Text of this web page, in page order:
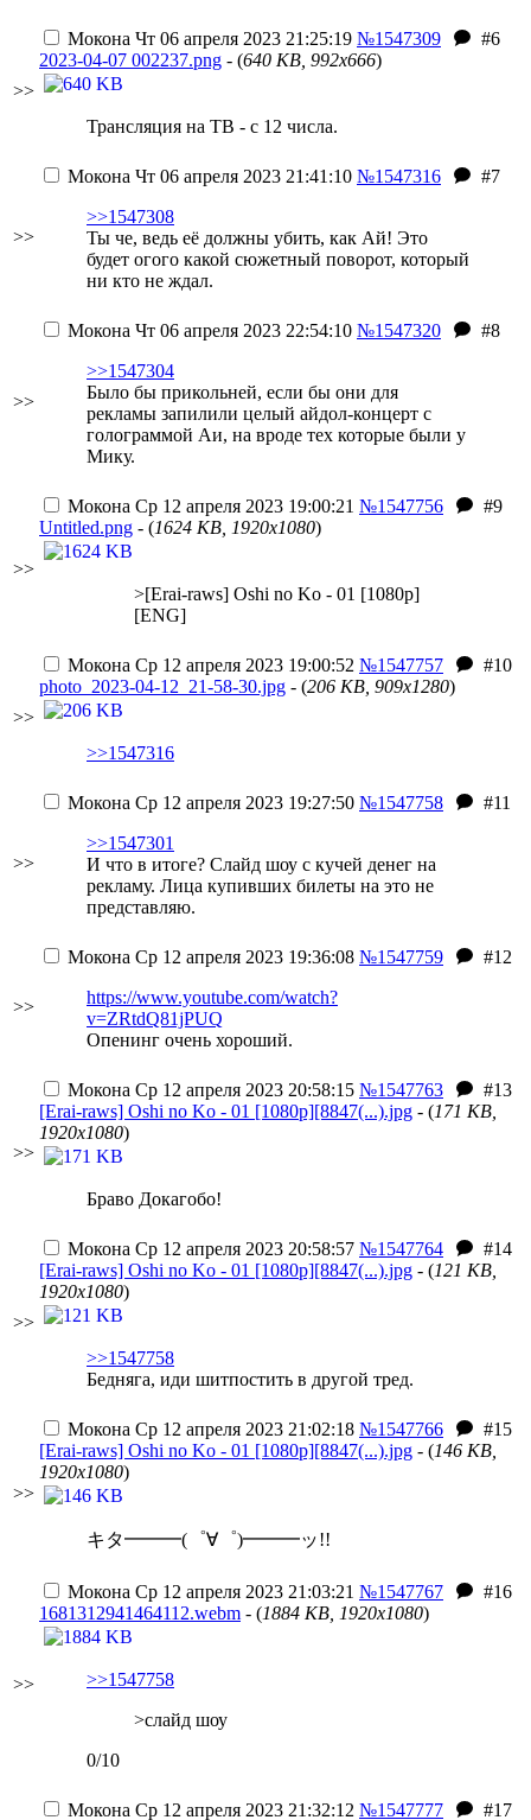
>>
Мокона Чт 06 апреля 2023 21:25:19 №1547309
#6
2023-04-07 002237.png - (640 KB, 992x666)
Трансляция на ТВ - с 12 числа.
>>
Мокона Чт 06 апреля 2023 21:41:10 №1547316
#7
>>1547308
Ты че, ведь её должны убить, как Ай! Это
будет огого какой сюжетный поворот, который
ни кто не ждал.
>>
Мокона Чт 06 апреля 2023 22:54:10 №1547320
#8
>>1547304
Было бы прикольней, если бы они для
рекламы запилили целый айдол-концерт с
голограммой Аи, на вроде тех которые были у
Мику.
>>
Мокона Ср 12 апреля 2023 19:00:21 №1547756
#9
Untitled.png - (1624 KB, 1920x1080)
>[Erai-raws] Oshi no Ko - 01 [1080p]
[ENG]
>>
Мокона Ср 12 апреля 2023 19:00:52 №1547757
#10
photo_2023-04-12_21-58-30.jpg - (206 KB, 909x1280)
>>1547316
>>
Мокона Ср 12 апреля 2023 19:27:50 №1547758
#11
>>1547301
И что в итоге? Слайд шоу с кучей денег на
рекламу. Лица купивших билеты на это не
представляю.
>>
Мокона Ср 12 апреля 2023 19:36:08 №1547759
#12
https://www.youtube.com/watch?
v=ZRtdQ81jPUQ
Опенинг очень хороший.
>>
Мокона Ср 12 апреля 2023 20:58:15 №1547763
#13
[Erai-raws] Oshi no Ko - 01 [1080p][8847(...).jpg - (171 KB,
1920x1080)
Браво Докагобо!
>>
Мокона Ср 12 апреля 2023 20:58:57 №1547764
#14
[Erai-raws] Oshi no Ko - 01 [1080p][8847(...).jpg - (121 KB,
1920x1080)
>>1547758
Бедняга, иди шитпостить в другой тред.
>>
Мокона Ср 12 апреля 2023 21:02:18 №1547766
#15
[Erai-raws] Oshi no Ko - 01 [1080p][8847(...).jpg - (146 KB,
1920x1080)
キタ━━━(゜∀゜)━━━ッ!!
>>
Мокона Ср 12 апреля 2023 21:03:21 №1547767
#16
1681312941464112.webm - (1884 KB, 1920x1080)
>>1547758
>cлайд шоу
0/10
Мокона Ср 12 апреля 2023 21:32:12 №1547777 #17